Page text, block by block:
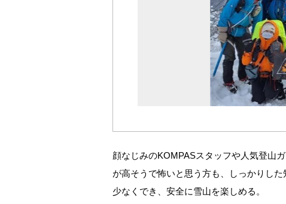
顔なじみのKOMPASスタッフや人気登山
が高そうで怖いと思う方も、しっかりし
少なくでき、安全に雪山を楽しめる。